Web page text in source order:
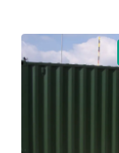
2,100.00€.